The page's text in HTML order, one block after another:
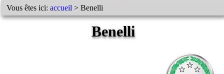
Vous êtes ici:accueil > Benelli
Benelli